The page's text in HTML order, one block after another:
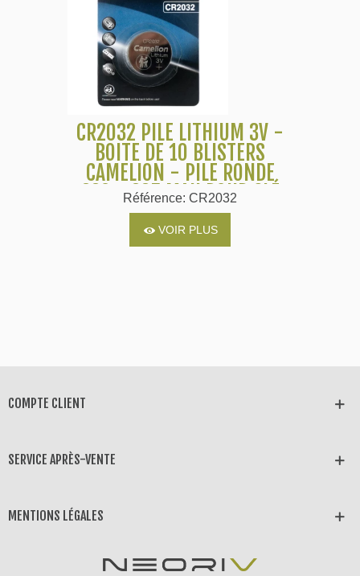
CR2032 PILE LITHIUM 3V -
BOITE DE 10 BLISTERS
CAMELION - PILE RONDE
220 - 225 MAH POUR CLÉ
DE VOITURE
Référence: CR2032
VOIR PLUS
COMPTE CLIENT
SERVICE APRÈS-VENTE
MENTIONS LÉGALES